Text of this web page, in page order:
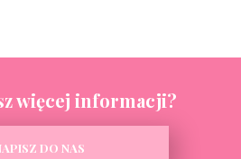
więcej informacji?
DO NAS